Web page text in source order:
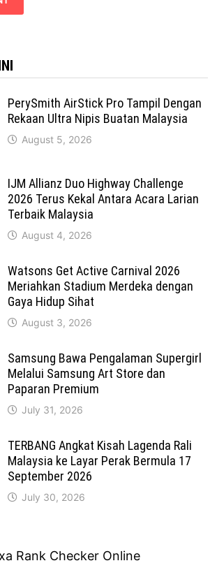
PerySmith AirStick Pro Tampil Dengan
Rekaan Ultra Nipis Buatan Malaysia
August 5, 2026
IJM Allianz Duo Highway Challenge
2026 Terus Kekal Antara Acara Larian
Terbaik Malaysia
August 4, 2026
Watsons Get Active Carnival 2026
Meriahkan Stadium Merdeka dengan
Gaya Hidup Sihat
August 3, 2026
Samsung Bawa Pengalaman Supergirl
Melalui Samsung Art Store dan
Paparan Premium
July 31, 2026
TERBANG Angkat Kisah Lagenda Rali
Malaysia ke Layar Perak Bermula 17
September 2026
July 30, 2026
Rank Checker Online